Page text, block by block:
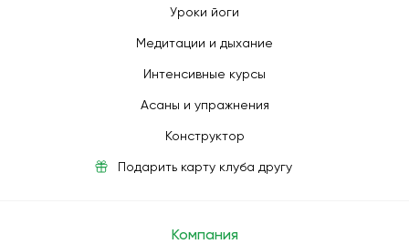
Уроки йоги
Медитации и дыхание
Интенсивные курсы
Асаны и упражнения
Конструктор
Подарить карту клуба другу
Компания